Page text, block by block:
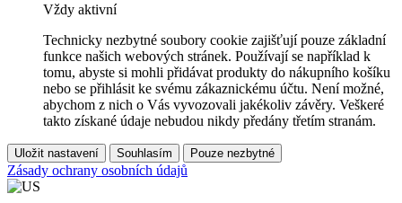
Vždy aktivní
Technicky nezbytné soubory cookie zajišťují pouze základní
funkce našich webových stránek. Používají se například k
tomu, abyste si mohli přidávat produkty do nákupního košíku
nebo se přihlásit ke svému zákaznickému účtu. Není možné,
abychom z nich o Vás vyvozovali jakékoliv závěry. Veškeré
takto získané údaje nebudou nikdy předány třetím stranám.
Uložit nastavení Souhlasím Pouze nezbytné
Zásady ochrany osobních údajů